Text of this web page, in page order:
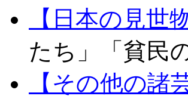
【日本の見世
たち」「貧民
【その他の諸